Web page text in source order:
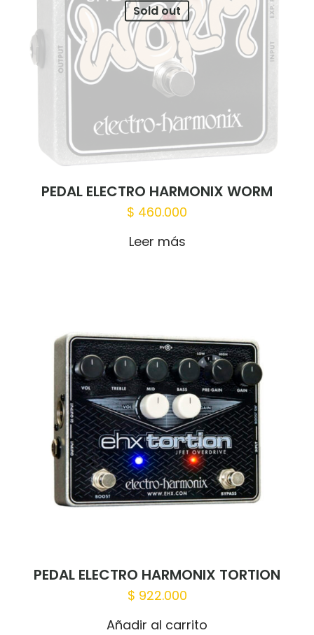
Sold out
PEDAL ELECTRO HARMONIX WORM
$ 460.000
Leer más
PEDAL ELECTRO HARMONIX TORTION
$ 922.000
Añadir al carrito